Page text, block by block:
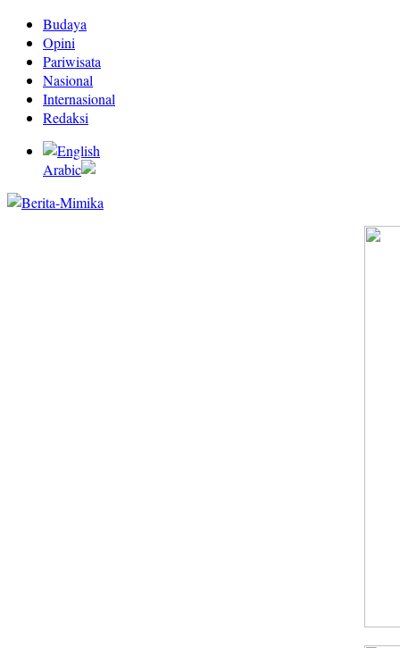
Budaya
Opini
Pariwisata
Nasional
Internasional
Redaksi